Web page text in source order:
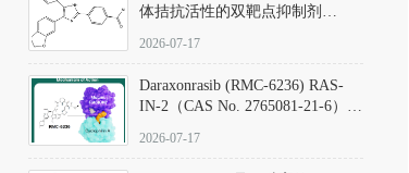
体拮抗活性的双靶点抑制剂
D801067）
2026-07-17
Daraxonrasib (RMC-6236) RAS-
IN-2（CAS No. 2765081-21-6）：
向KRAS/NRAS/HRAS的广谱RAS
2026-07-17